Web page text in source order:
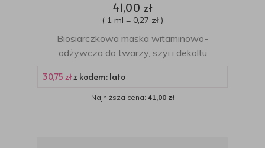
41,00 zł
( 1 ml = 0,27 zł )
Biosiarczkowa maska witaminowo-
odżywcza do twarzy, szyi i dekoltu
30,75 złz kodem: lato
Najniższa cena: 41,00 zł